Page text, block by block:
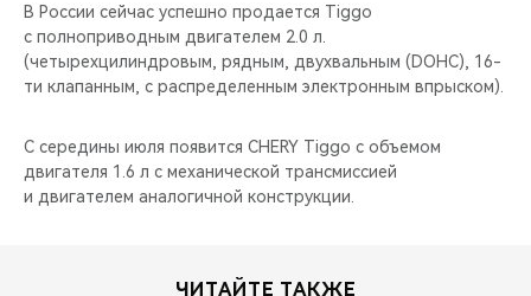
CHERY ДЛЯ ДЕТЕЙ
В России сейчас успешно продается Tiggo
с полноприводным двигателем 2.0 л.
(четырехцилиндровым, рядным, двухвальным (DOHC), 16-
ти клапанным, с распределенным электронным впрыском).
С середины июля появится CHERY Tiggo с объемом
двигателя 1.6 л с механической трансмиссией
и двигателем аналогичной конструкции.
ЧИТАЙТЕ ТАКЖЕ